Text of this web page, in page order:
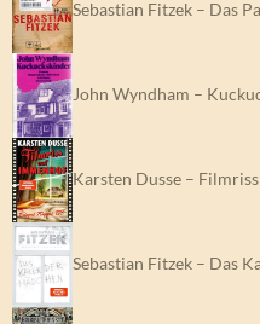
Sebastian Fitzek – Das
John Wyndham –
Karsten Dusse –
Sebastian Fitzek – Das